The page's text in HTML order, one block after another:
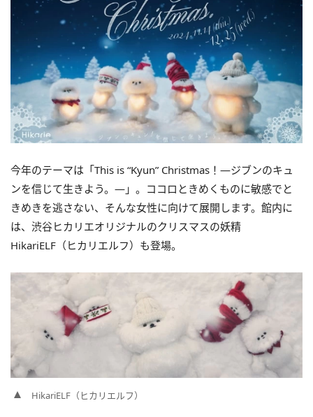
今年のテーマは「This is “Kyun” Christmas！―ジブンのキュ
ンを信じて生きよう。―」。ココロときめくものに敏感でと
きめきを逃さない、そんな女性に向けて展開します。館内に
は、渋谷ヒカリエオリジナルのクリスマスの妖精
HikariELF（ヒカリエルフ）も登場。
HikariELF（ヒカリエルフ）